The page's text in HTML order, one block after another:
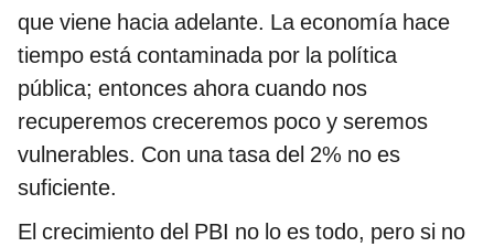
que viene hacia adelante. La economía hace
tiempo está contaminada por la política
pública; entonces ahora cuando nos
recuperemos creceremos poco y seremos
vulnerables. Con una tasa del 2% no es
suficiente.
El crecimiento del PBI no lo es todo, pero si no